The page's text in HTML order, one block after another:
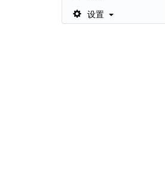
设置